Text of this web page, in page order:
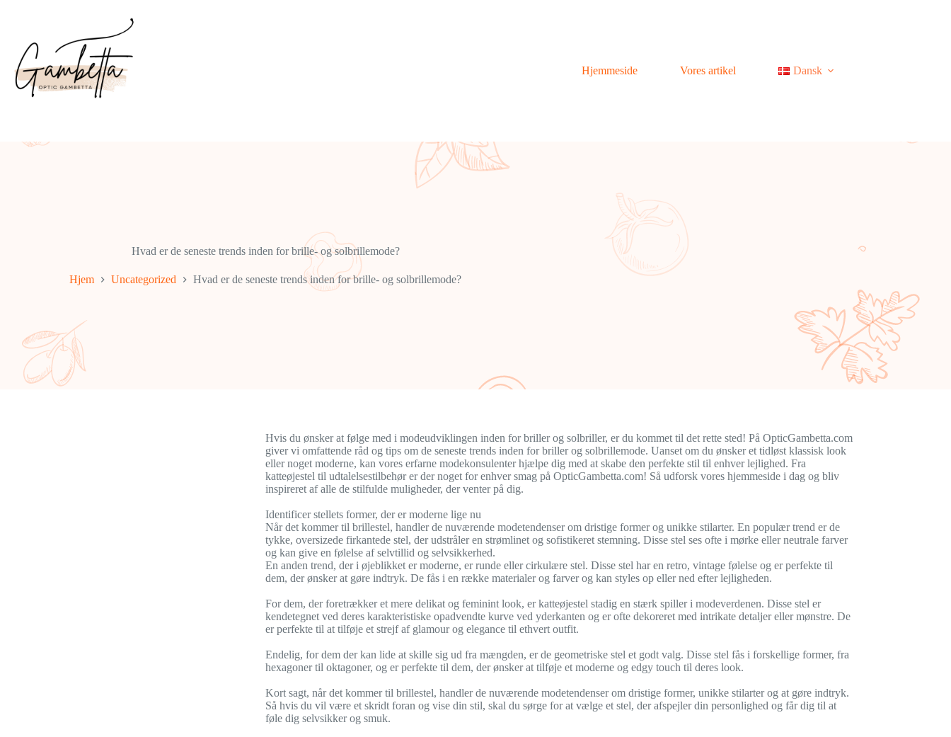
Hjemmeside Vores artikel Dansk
Hvad er de seneste trends inden for brille- og solbrillemode?
Hjem Uncategorized Hvad er de seneste trends inden for brille- og solbrillemode?
Hvis du ønsker at følge med i modeudviklingen inden for briller og solbriller, er du kommet til det rette sted! På OpticGambetta.com
giver vi omfattende råd og tips om de seneste trends inden for briller og solbrillemode. Uanset om du ønsker et tidløst klassisk look
eller noget moderne, kan vores erfarne modekonsulenter hjælpe dig med at skabe den perfekte stil til enhver lejlighed. Fra
katteøjestel til udtalelsestilbehør er der noget for enhver smag på OpticGambetta.com! Så udforsk vores hjemmeside i dag og bliv
inspireret af alle de stilfulde muligheder, der venter på dig.
Identificer stellets former, der er moderne lige nu
Når det kommer til brillestel, handler de nuværende modetendenser om dristige former og unikke stilarter. En populær trend er de
tykke, oversizede firkantede stel, der udstråler en strømlinet og sofistikeret stemning. Disse stel ses ofte i mørke eller neutrale farver
og kan give en følelse af selvtillid og selvsikkerhed.
En anden trend, der i øjeblikket er moderne, er runde eller cirkulære stel. Disse stel har en retro, vintage følelse og er perfekte til
dem, der ønsker at gøre indtryk. De fås i en række materialer og farver og kan styles op eller ned efter lejligheden.
For dem, der foretrækker et mere delikat og feminint look, er katteøjestel stadig en stærk spiller i modeverdenen. Disse stel er
kendetegnet ved deres karakteristiske opadvendte kurve ved yderkanten og er ofte dekoreret med intrikate detaljer eller mønstre. De
er perfekte til at tilføje et strejf af glamour og elegance til ethvert outfit.
Endelig, for dem der kan lide at skille sig ud fra mængden, er de geometriske stel et godt valg. Disse stel fås i forskellige former, fra
hexagoner til oktagoner, og er perfekte til dem, der ønsker at tilføje et moderne og edgy touch til deres look.
Kort sagt, når det kommer til brillestel, handler de nuværende modetendenser om dristige former, unikke stilarter og at gøre indtryk.
Så hvis du vil være et skridt foran og vise din stil, skal du sørge for at vælge et stel, der afspejler din personlighed og får dig til at
føle dig selvsikker og smuk.